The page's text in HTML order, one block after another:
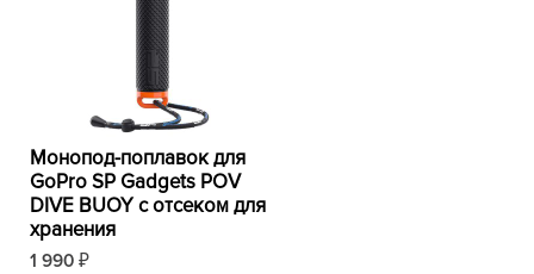
Монопод-поплавок для
GoPro SP Gadgets POV
DIVE BUOY с отсеком для
хранения
1 990 ₽